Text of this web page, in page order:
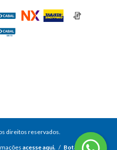
direitos reservados.
acesse aqui. / Botão de